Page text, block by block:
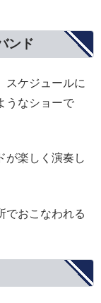
ンド
スケジュールに
うなショーで
が楽しく演奏し
でおこなわれる